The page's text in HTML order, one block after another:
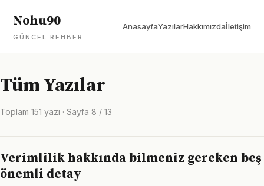
Nohu90
GÜNCEL REHBER
AnasayfaYazılarHakkımızdaİletişim
Tüm Yazılar
Toplam 151 yazı · Sayfa 8 / 13
Verimlilik hakkında bilmeniz gereken beş
önemli detay